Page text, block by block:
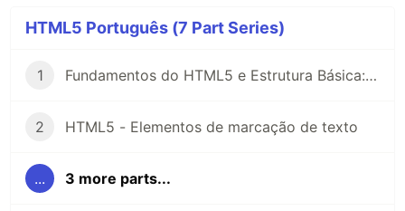
HTML5 Português (7 Part Series)
1 Fundamentos do HTML5 e Estrutura Básica: Um Guia para Iniciantes
2 HTML5 - Elementos de marcação de texto
... 3 more parts...